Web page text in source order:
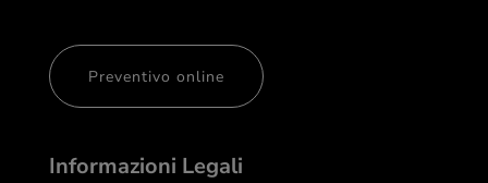
Preventivo online
Informazioni Legali